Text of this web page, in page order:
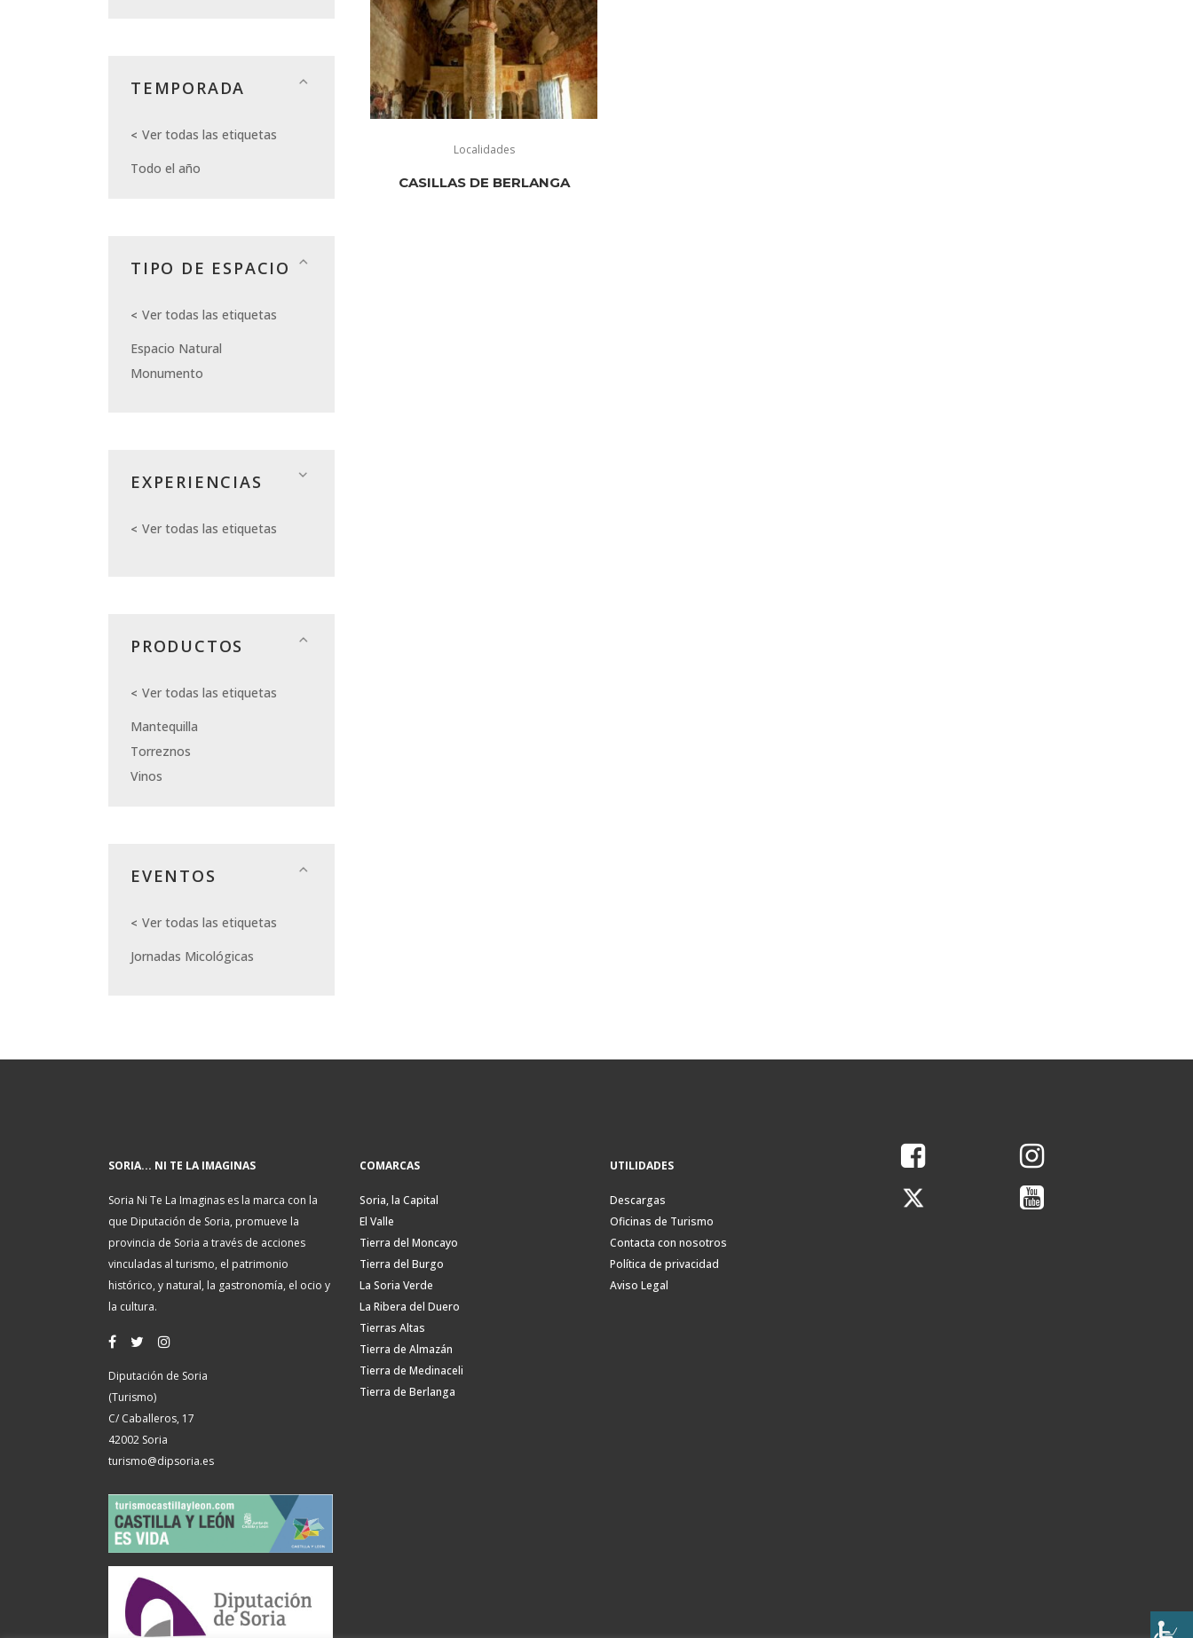
TEMPORADA
Ver todas las etiquetas
Todo el año
TIPO DE ESPACIO
Ver todas las etiquetas
Espacio Natural
Monumento
EXPERIENCIAS
Ver todas las etiquetas
PRODUCTOS
Ver todas las etiquetas
Mantequilla
Torreznos
Vinos
EVENTOS
Ver todas las etiquetas
Jornadas Micológicas
Localidades
CASILLAS DE BERLANGA
SORIA... NI TE LA IMAGINAS
Soria Ni Te La Imaginas es la marca con la
que Diputación de Soria, promueve la
provincia de Soria a través de acciones
vinculadas al turismo, el patrimonio
histórico, y natural, la gastronomía, el ocio y
la cultura.
Diputación de Soria
(Turismo)
C/ Caballeros, 17
42002 Soria
turismo@dipsoria.es
COMARCAS
Soria, la Capital
El Valle
Tierra del Moncayo
Tierra del Burgo
La Soria Verde
La Ribera del Duero
Tierras Altas
Tierra de Almazán
Tierra de Medinaceli
Tierra de Berlanga
UTILIDADES
Descargas
Oficinas de Turismo
Contacta con nosotros
Política de privacidad
Aviso Legal